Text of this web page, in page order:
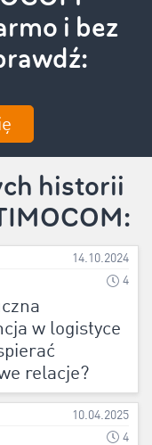
i bez
historii
14.10.2024
4
w logistyce
relacje?
10.04.2025
4